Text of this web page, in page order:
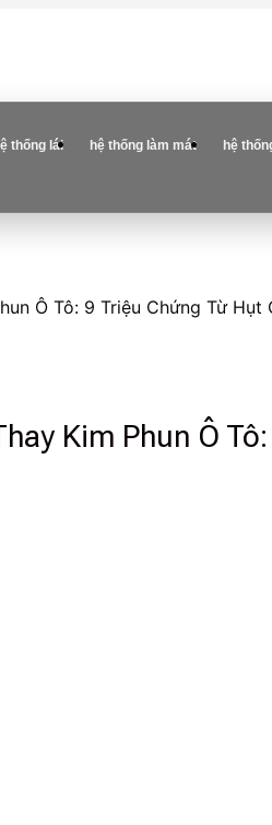
thống lái hệ thống làm mát hệ
Ô Tô: 9 Triệu Chứng Từ Hụt
Kim Phun Ô